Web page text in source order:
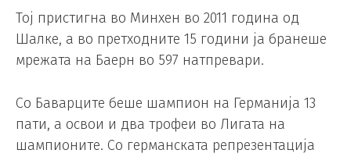
Тој пристигна во Минхен во 2011 година од
Шалке, а во претходните 15 години ја бранеше
мрежата на Баерн во 597 натпревари.
Со Баварците беше шампион на Германија 13
пати, а освои и два трофеи во Лигата на
шампионите. Со германската репрезентација